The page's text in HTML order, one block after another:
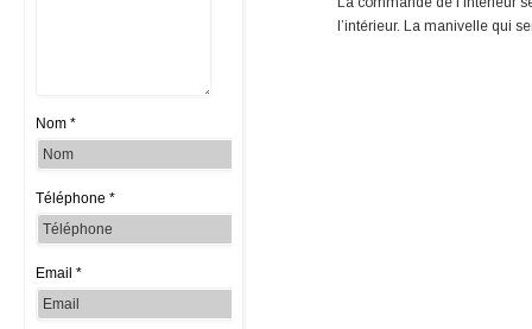
l’intérieur. La manivelle qui
Nom *
Téléphone *
Email *